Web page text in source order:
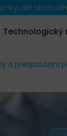
ale
Technologický
a předprodejní